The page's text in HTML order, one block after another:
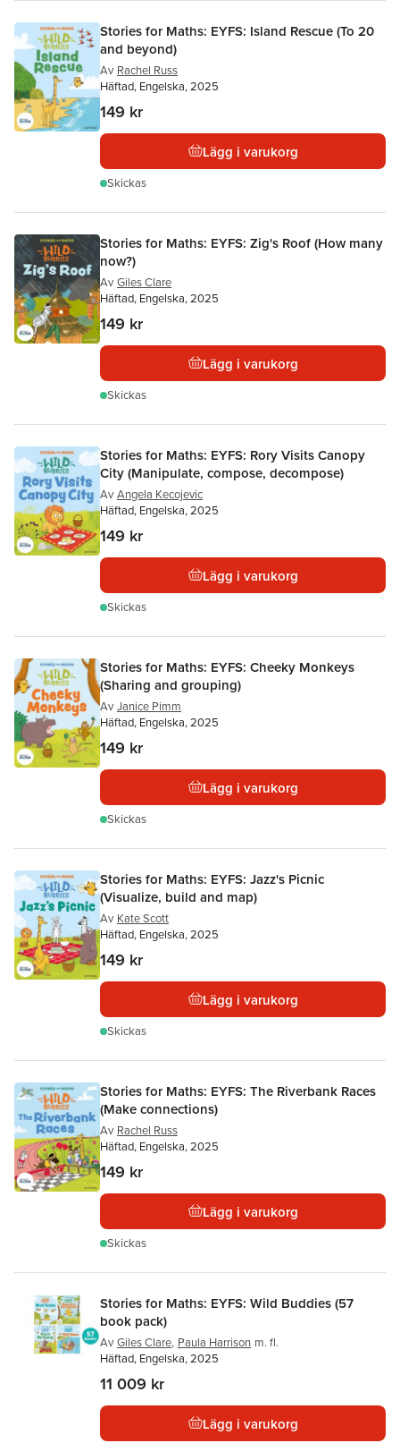
Stories for Maths: EYFS: Island Rescue (To 20
and beyond)
Av Rachel Russ
Häftad, Engelska, 2025
149 kr
Lägg i varukorg
Skickas
Stories for Maths: EYFS: Zig's Roof (How many
now?)
Av Giles Clare
Häftad, Engelska, 2025
149 kr
Lägg i varukorg
Skickas
Stories for Maths: EYFS: Rory Visits Canopy
City (Manipulate, compose, decompose)
Av Angela Kecojevic
Häftad, Engelska, 2025
149 kr
Lägg i varukorg
Skickas
Stories for Maths: EYFS: Cheeky Monkeys
(Sharing and grouping)
Av Janice Pimm
Häftad, Engelska, 2025
149 kr
Lägg i varukorg
Skickas
Stories for Maths: EYFS: Jazz's Picnic
(Visualize, build and map)
Av Kate Scott
Häftad, Engelska, 2025
149 kr
Lägg i varukorg
Skickas
Stories for Maths: EYFS: The Riverbank Races
(Make connections)
Av Rachel Russ
Häftad, Engelska, 2025
149 kr
Lägg i varukorg
Skickas
Stories for Maths: EYFS: Wild Buddies (57
book pack)
Av Giles Clare, Paula Harrison m. fl.
Häftad, Engelska, 2025
11 009 kr
Lägg i varukorg